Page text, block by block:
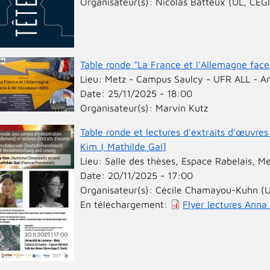
Table ronde "La France et l'Allemagne
Lieu: Metz - Campus Saulcy - UFR ALL -
Date: 25/11/2025 - 18:00
Organisateur(s): Marvin Kutz
Table ronde et lectures d’extraits
Kim | Mathilde Gal]
Lieu: Salle des thèses, Espace Rabelais,
Date: 20/11/2025 - 17:00
Organisateur(s):Cécile Chamayou-Kuhn
En téléchargement:
Flyer lectures